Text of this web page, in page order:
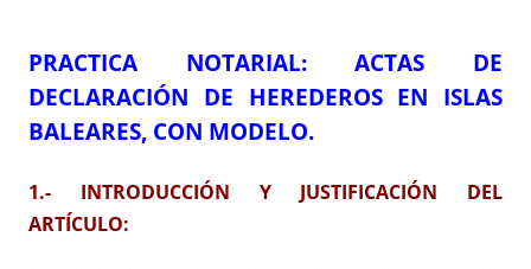
PRACTICA NOTARIAL: ACTAS DE
DECLARACIÓN DE HEREDEROS EN ISLAS
BALEARES, CON MODELO.
1.- INTRODUCCIÓN Y JUSTIFICACIÓN DEL
ARTÍCULO: